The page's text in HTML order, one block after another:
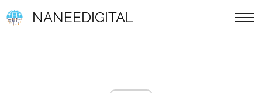
NANEEDIGITAL